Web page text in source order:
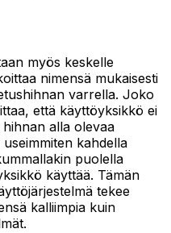
myös keskelle
nimensä mukaisesti
varrella. Joko
että käyttöyksikkö ei
alla olevaa
kahdella
puolella
käyttää. Tämän
tekee
kalliimpia kuin